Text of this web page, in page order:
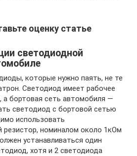
оценку статье
светодиодной
которые нужно паять, не те
Светодиод имеет рабочее
а бортовая сеть автомобиля —
светодиод с бортовой сетью
использовать
резистор, номиналом около 1кОм
устанавливаться один
хотя и 2 светодиода